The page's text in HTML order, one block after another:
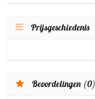
Prijsgeschiedenis
Beoordelingen (0)